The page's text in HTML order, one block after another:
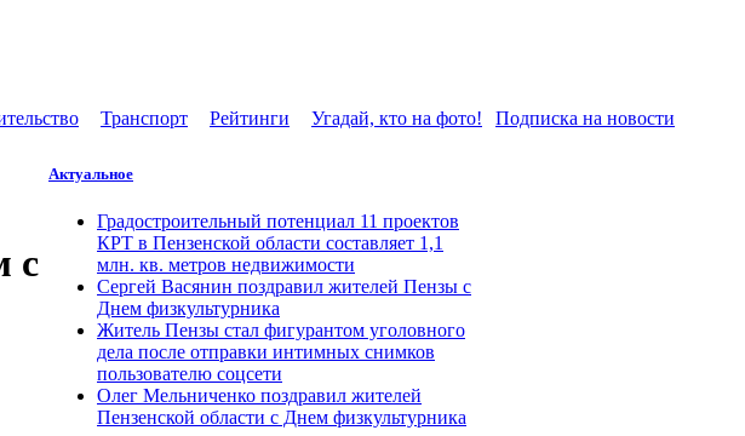
Транспорт Рейтинги Угадай, кто на фото! Подписка на новости
с
Актуальное
Градостроительный потенциал 11 проектов
КРТ в Пензенской области составляет 1,1
млн. кв. метров недвижимости
Сергей Васянин поздравил жителей Пензы с
Днем физкультурника
Житель Пензы стал фигурантом уголовного
дела после отправки интимных снимков
пользователю соцсети
Олег Мельниченко поздравил жителей
Пензенской области с Днем физкультурника